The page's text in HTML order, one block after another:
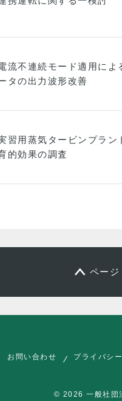
流不連続モード適用によ
タの出力波形改善
習用蒸気タービンプラン
的効果の調査
ページ
お問い合わせ プライバシ
© 2026 一般社団